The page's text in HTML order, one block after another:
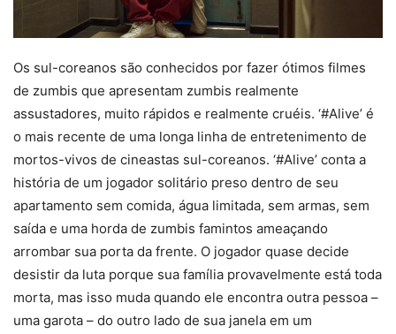
Os sul-coreanos são conhecidos por fazer ótimos filmes
de zumbis que apresentam zumbis realmente
assustadores, muito rápidos e realmente cruéis. ‘#Alive’ é
o mais recente de uma longa linha de entretenimento de
mortos-vivos de cineastas sul-coreanos. ‘#Alive’ conta a
história de um jogador solitário preso dentro de seu
apartamento sem comida, água limitada, sem armas, sem
saída e uma horda de zumbis famintos ameaçando
arrombar sua porta da frente. O jogador quase decide
desistir da luta porque sua família provavelmente está toda
morta, mas isso muda quando ele encontra outra pessoa –
uma garota – do outro lado de sua janela em um